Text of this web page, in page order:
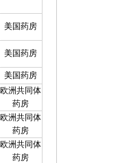
美国药房
美国药房
美国药房
欧洲共同体
药房
欧洲共同体
药房
欧洲共同体
药房